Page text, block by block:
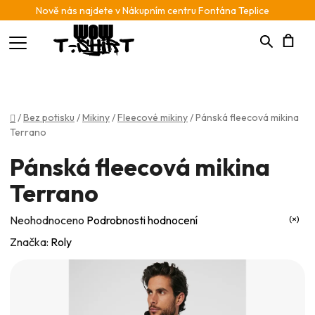
Nově nás najdete v Nákupním centru Fontána Teplice
Hledat
Domů
/Bez potisku /Mikiny/Fleecové mikiny/Pánská fleecová mikina
Terrano
Pánská fleecová mikina
Terrano
Průměrné
hodnocení
Neohodnoceno Podrobnosti hodnocení
Značka: Roly